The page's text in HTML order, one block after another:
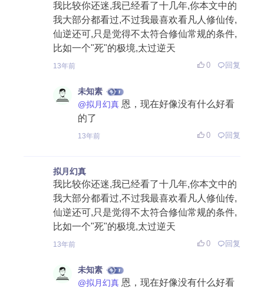
我比较你还迷,我已经看了十几年,你本文中的
我大部分都看过,不过我最喜欢看凡人修仙传,
仙逆还可,只是觉得不太符合修仙常规的条件,
比如一个"死"的极境,太过逆天
13年前 0 回复
未知素
@拟月幻真 恩，现在好像没有什么好看
的了
13年前 0 回复
拟月幻真
我比较你还迷,我已经看了十几年,你本文中的
我大部分都看过,不过我最喜欢看凡人修仙传,
仙逆还可,只是觉得不太符合修仙常规的条件,
比如一个"死"的极境,太过逆天
13年前 0 回复
未知素
@拟月幻真 恩，现在好像没有什么好看